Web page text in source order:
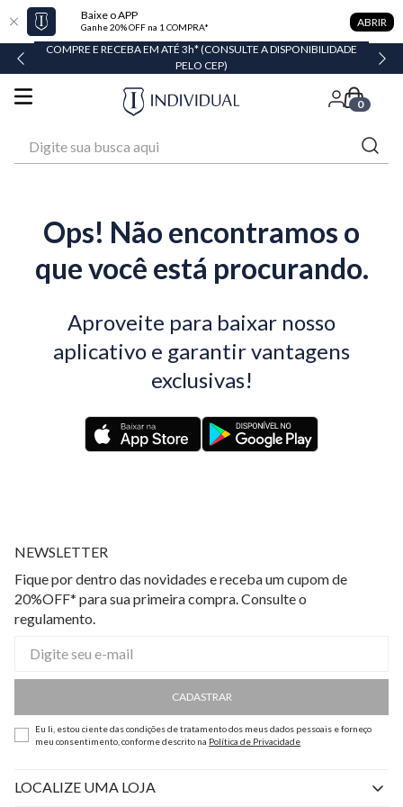
Baixe o APP
Ganhe 20% OFF na 1 COMPRA* ABRIR
COMPRE E RECEBA EM ATÉ 3h* (CONSULTE A DISPONIBILIDADE
PELO CEP)
0
Ops! Não encontramos o
que você está procurando.
Aproveite para baixar nosso
aplicativo e garantir vantagens
exclusivas!
NEWSLETTER
Fique por dentro das novidades e receba um cupom de
20%OFF* para sua primeira compra. Consulte o
regulamento.
CADASTRAR
Eu li, estou ciente das condições de tratamento dos meus dados pessoais e forneço
meu consentimento, conforme descrito na Política de Privacidade
LOCALIZE UMA LOJA